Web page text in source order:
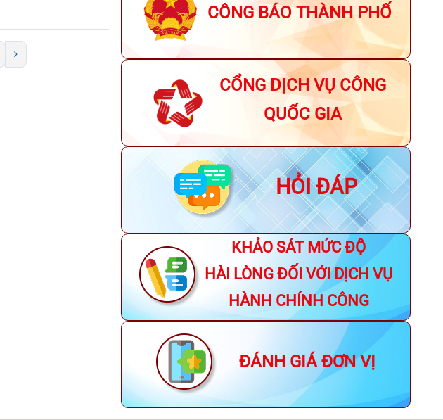
CÔNG BÁO THÀNH PHỐ
CỔNG DỊCH VỤ CÔNG
QUỐC GIA
HỎI ĐÁP
KHẢO SÁT MỨC ĐỘ
HÀI LÒNG ĐỐI VỚI DỊCH VỤ
HÀNH CHÍNH CÔNG
ĐÁNH GIÁ ĐƠN VỊ